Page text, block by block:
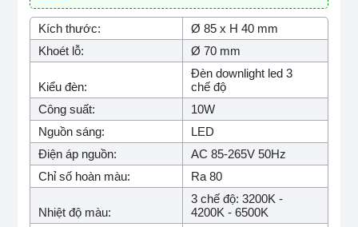
Kích thước:
Ø 85 x H 40 mm
Khoét lỗ:
Ø 70 mm
Kiểu đèn:
Đèn downlight led 3
chế độ
Công suất:
10W
Nguồn sáng:
LED
Điện áp nguồn:
AC 85-265V 50Hz
Chỉ số hoàn màu:
Ra 80
Nhiệt độ màu:
3 chế độ: 3200K -
4200K - 6500K